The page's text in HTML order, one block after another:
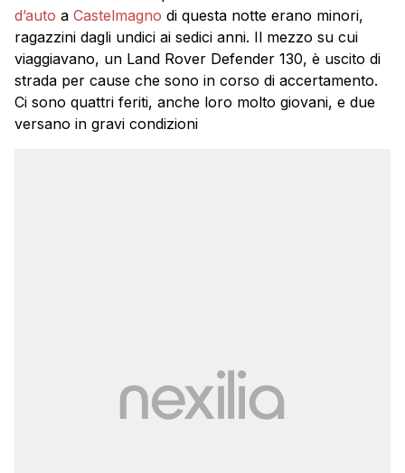
d’auto a Castelmagno di questa notte erano minori,
ragazzini dagli undici ai sedici anni. Il mezzo su cui
viaggiavano, un Land Rover Defender 130, è uscito di
strada per cause che sono in corso di accertamento.
Ci sono quattri feriti, anche loro molto giovani, e due
versano in gravi condizioni